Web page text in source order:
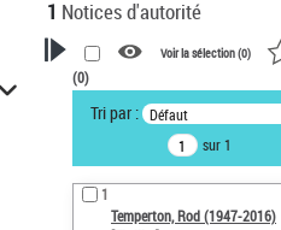
1 Notices d'autorité
VOTRE RECHERCHE
Recherche avancée dans les
notices d’autorité
Œuvres liées à l'auteur :
Temperton, Rod (1947-2016)
Voir la sélection (0)
(0)
Tri par : Défaut
sur 1
1
Temperton, Rod (1947-2016)